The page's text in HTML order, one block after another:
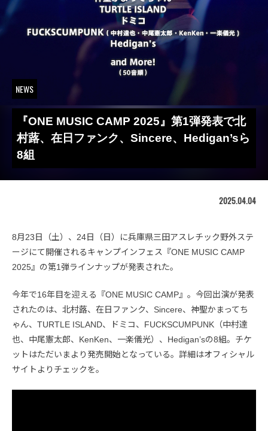
NEWS
『ONE MUSIC CAMP 2025』第1弾発表で北
村蕗、在日ファンク、Sincere、Hedigan’sら
8組
2025.04.04
8月23日（土）、24日（日）に兵庫県三田アスレチック野外ステ
ージにて開催されるキャンプインフェス『ONE MUSIC CAMP
2025』の第1弾ラインナップが発表された。
今年で16年目を迎える『ONE MUSIC CAMP』。今回出演が発表
されたのは、北村蕗、在日ファンク、Sincere、神聖かまってち
ゃん、TURTLE ISLAND、ドミコ、FUCKSCUMPUNK（中村達
也、中尾憲太郎、KenKen、一楽儀光）、Hedigan’sの8組。チケ
ットはただいまより発売開始となっている。詳細はオフィシャル
サイトよりチェックを。